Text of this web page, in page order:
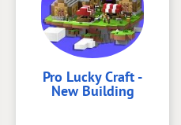
Pro Lucky Craft -
New Building